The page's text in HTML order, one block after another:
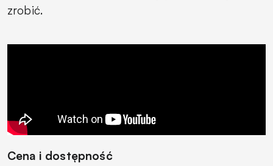
zrobić.
Cena i dostępność